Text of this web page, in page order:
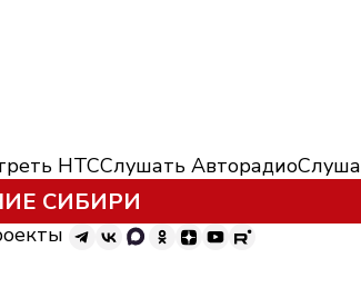
НТССлушать Авторадио
СИБИРИ